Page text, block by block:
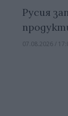
Русия
07.08.2026 /